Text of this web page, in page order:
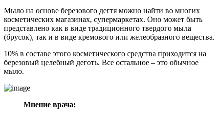
Мыло на основе березового дегтя можно найти во многих
косметических магазинах, супермаркетах. Оно может быть
представлено как в виде традиционного твердого мыла
(брусок), так и в виде кремового или желеобразного вещества.
10% в составе этого косметического средства приходится на
березовый целебный деготь. Все остальное – это обычное
мыло.
Мнение врача: